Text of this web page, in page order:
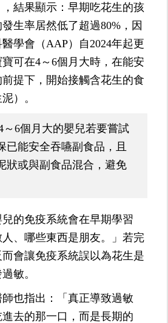
，結果顯示：早期吃花生的孩
生率居然低了超過80%，因
學會（AAP）自2024年起更
可在4～6個月大時，在能安
提下，開始接觸含花生的食
）。
6個月大的嬰兒若要嘗試
已能安全吞嚥副食品，且
狀或與副食品混合，避免
的免疫系統會在早期學習
人、哪些東西是朋友。」若完
會讓免疫系統誤以為花生是
敏。
也指出：「真正導致過敏
去的那一口，而是長期的